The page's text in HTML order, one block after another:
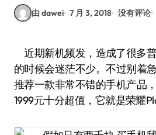
由 dawei 7 月 3, 2018 没有评论
近期新机频发，造成了很多普通用户在换购手机
的时候会迷茫不少。不过别着
推荐一款非常不错的手机产品
1999元十分超值，它就是荣耀